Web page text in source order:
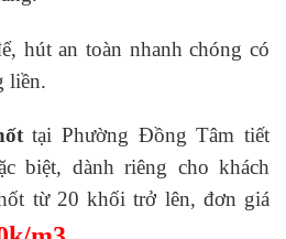
hút an toàn nhanh chóng có
liền.
tại Phường Đồng Tâm tiết
biệt, dành riêng cho khách
từ 20 khối trở lên, đơn giá